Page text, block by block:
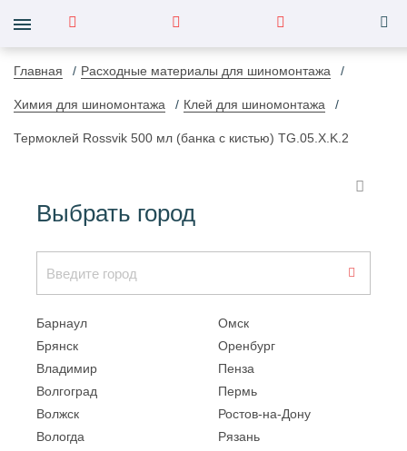
Главная Расходные материалы для шиномонтажа
Химия для шиномонтажа Клей для шиномонтажа
Термоклей Rossvik 500 мл (банка с кистью) TG.05.X.K.2
Выбрать город
Барнаул
Брянск
Владимир
Волгоград
Волжск
Вологда
Омск
Оренбург
Пенза
Пермь
Ростов-на-Дону
Рязань